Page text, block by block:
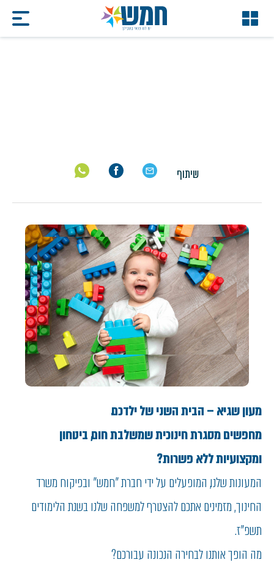
שיתוף
מעון שגיא – הבית השני של ילדכם.
מחפשים מסגרת חינוכית שמשלבת חום, ביטחון
ומקצועיות ללא פשרות?
המעונות שלנו, המופעלים על ידי חברת "חמש" ובפיקוח משרד
החינוך, מזמינים אתכם להצטרף למשפחה שלנו בשנת הלימודים
תשפ"ז.
מה הופך אותנו לבחירה הנכונה עבורכם?